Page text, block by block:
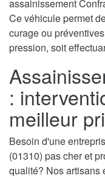
assainissement
Ce véhicule permet
curage ou
pression, soit
:
meilleur
Besoin d'une
(01310) pas cher et
qualité? Nos artisans